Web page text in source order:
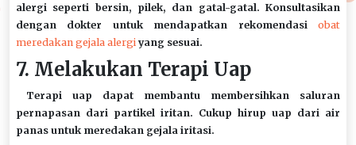
alergi seperti bersin, pilek, dan gatal-gatal. Konsultasikan
dengan dokter untuk mendapatkan rekomendasi obat
meredakan gejala alergiyang sesuai.
7. Melakukan Terapi Uap
Terapi uap dapat membantu membersihkan saluran
pernapasan dari partikel iritan. Cukup hirup uap dari air
panas untuk meredakan gejala iritasi.